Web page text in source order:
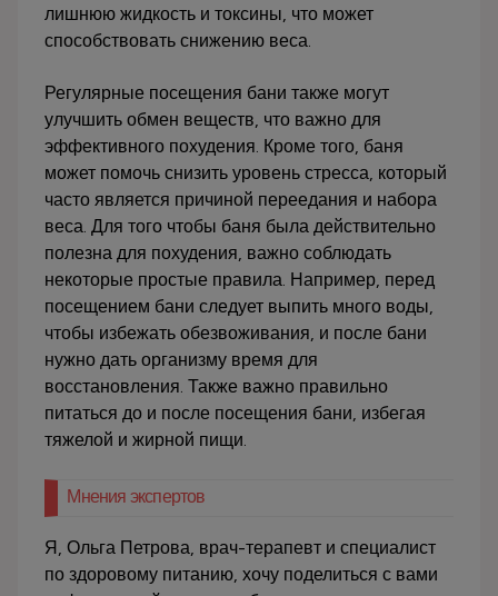
лишнюю жидкость и токсины, что может
способствовать снижению веса.
Регулярные посещения бани также могут
улучшить обмен веществ, что важно для
эффективного похудения. Кроме того, баня
может помочь снизить уровень стресса, который
часто является причиной переедания и набора
веса. Для того чтобы баня была действительно
полезна для похудения, важно соблюдать
некоторые простые правила. Например, перед
посещением бани следует выпить много воды,
чтобы избежать обезвоживания, и после бани
нужно дать организму время для
восстановления. Также важно правильно
питаться до и после посещения бани, избегая
тяжелой и жирной пищи.
Мнения экспертов
Я, Ольга Петрова, врач-терапевт и специалист
по здоровому питанию, хочу поделиться с вами